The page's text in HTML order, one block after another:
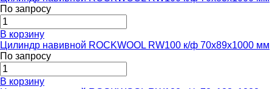
По запросу
В корзину
Цилиндр навивной ROCKWOOL RW100 к/ф 70x89x1000 мм
По запросу
В корзину